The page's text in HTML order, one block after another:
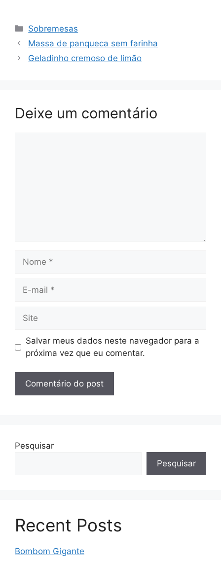
Categorias
Sobremesas
Massa de panqueca sem farinha
Geladinho cremoso de limão
Deixe um comentário
Nome
Site
Salvar meus dados neste navegador para a
próxima vez que eu comentar.
Pesquisar
Pesquisar
Recent Posts
Bombom Gigante